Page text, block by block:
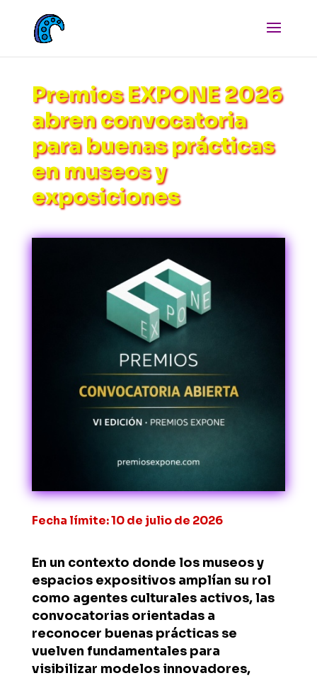
Premios EXPONE 2026
abren convocatoria
para buenas prácticas
en museos y
exposiciones
Fecha límite: 10 de julio de 2026
En un contexto donde los museos y
espacios expositivos amplían su rol
como agentes culturales activos, las
convocatorias orientadas a
reconocer buenas prácticas se
vuelven fundamentales para
visibilizar modelos innovadores,